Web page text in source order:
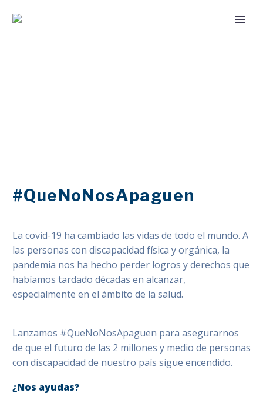
#QueNoNosApaguen
La covid-19 ha cambiado las vidas de todo el mundo. A
las personas con discapacidad física y orgánica, la
pandemia nos ha hecho perder logros y derechos que
habíamos tardado décadas en alcanzar,
especialmente en el ámbito de la salud.
Lanzamos #QueNoNosApaguen para asegurarnos
de que el futuro de las 2 millones y medio de personas
con discapacidad de nuestro país sigue encendido.
¿Nos ayudas?